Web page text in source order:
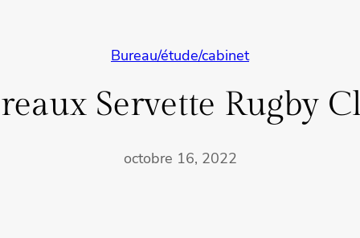
Bureau/étude/cabinet
Servette Rugby
octobre 16, 2022